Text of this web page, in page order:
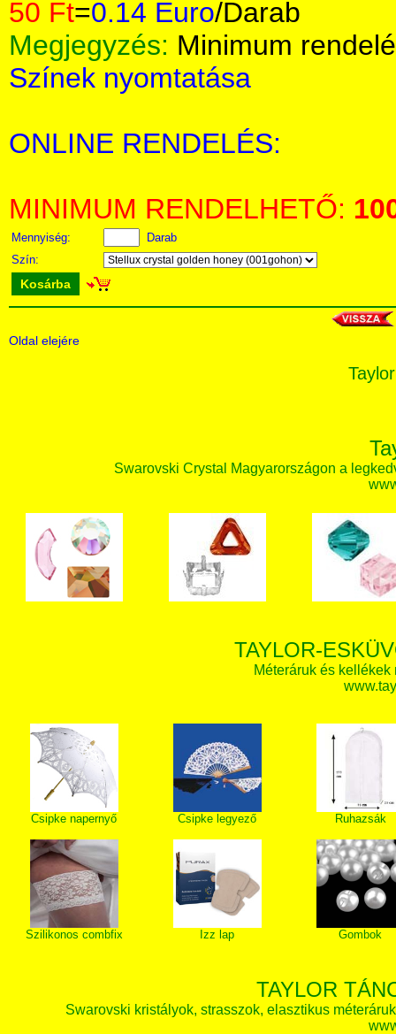
50 Ft=0.14 Euro/Darab
Megjegyzés: Minimum
Színek nyomtatása
ONLINE RENDELÉS:
MINIMUM RENDELHETŐ:
Mennyiség:
Darab
Szín:
Kosárba
Oldal elejére
Swarovski Crystal Magyarországon a
TAYLOR-
Méteráruk és
Csipke napernyő Csipke legyező Ruhazsák
Szilikonos combfix Izz lap Gombok
TAYLOR
Swarovski kristályok, strasszok, elasztikus